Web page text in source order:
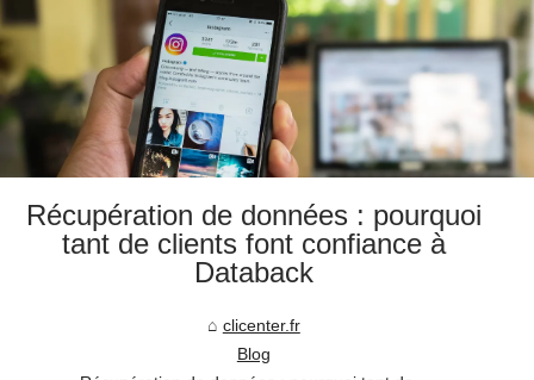
Récupération de données : pourquoi
tant de clients font confiance à
Databack
clicenter.fr
Blog